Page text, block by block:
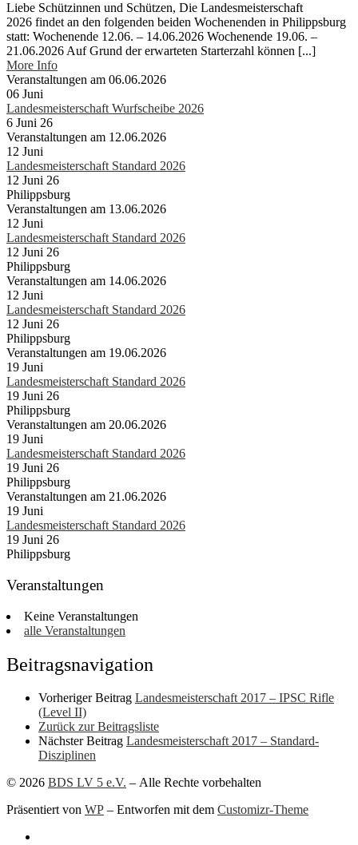
Liebe Schützinnen und Schützen, Die Landesmeisterschaft
2026 findet an den folgenden beiden Wochenenden in Philippsburg
statt: Wochenende 12.06. – 14.06.2026 Wochenende 19.06. –
21.06.2026 Auf Grund der erwarteten Starterzahl können [...]
More Info
Veranstaltungen am 06.06.2026
06 Juni
Landesmeisterschaft Wurfscheibe 2026
6 Juni 26
Veranstaltungen am 12.06.2026
12 Juni
Landesmeisterschaft Standard 2026
12 Juni 26
Philippsburg
Veranstaltungen am 13.06.2026
12 Juni
Landesmeisterschaft Standard 2026
12 Juni 26
Philippsburg
Veranstaltungen am 14.06.2026
12 Juni
Landesmeisterschaft Standard 2026
12 Juni 26
Philippsburg
Veranstaltungen am 19.06.2026
19 Juni
Landesmeisterschaft Standard 2026
19 Juni 26
Philippsburg
Veranstaltungen am 20.06.2026
19 Juni
Landesmeisterschaft Standard 2026
19 Juni 26
Philippsburg
Veranstaltungen am 21.06.2026
19 Juni
Landesmeisterschaft Standard 2026
19 Juni 26
Philippsburg
Veranstaltungen
Keine Veranstaltungen
alle Veranstaltungen
Beitragsnavigation
Vorheriger Beitrag Landesmeisterschaft 2017 – IPSC Rifle
(Level II)
Zurück zur Beitragsliste
Nächster Beitrag Landesmeisterschaft 2017 – Standard-
Disziplinen
© 2026 BDS LV 5 e.V. – Alle Rechte vorbehalten
Präsentiert von WP – Entworfen mit dem Customizr-Theme